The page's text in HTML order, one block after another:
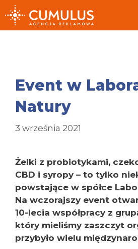
Przeskocz
do
treści
Event w
Natury
3 września 2021
Żelki z probiotykami,
CBD i syropy – to tylko
powstające w spółce
Na wczorajszy event
10-lecia współpracy z
który mieliśmy zaszczyt
przybyło wielu